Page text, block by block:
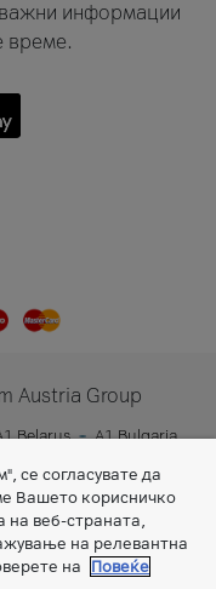
информации
време.
Austria Group
Belarus
A1 Bulgaria
се согласувате да
Вашето корисничко
на веб-страната,
на релевантна
на
Повеќе